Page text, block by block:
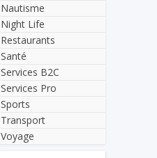
Nautisme
Night Life
Restaurants
Santé
Services B2C
Services Pro
Sports
Transport
Voyage